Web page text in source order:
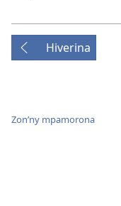
Hiverina
Zon’ny mpamorona